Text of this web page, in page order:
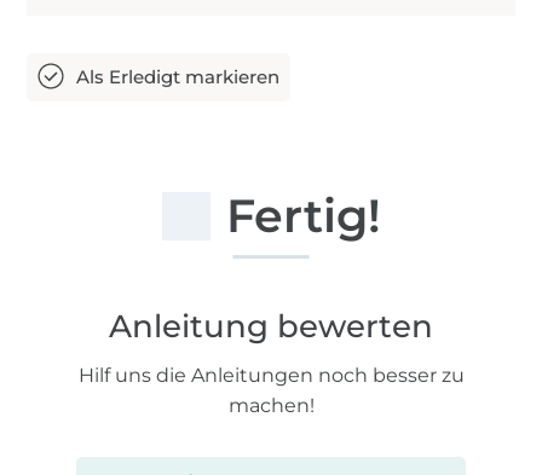
Fertig!
Anleitung bewerten
Hilf uns die Anleitungen noch besser zu
machen!